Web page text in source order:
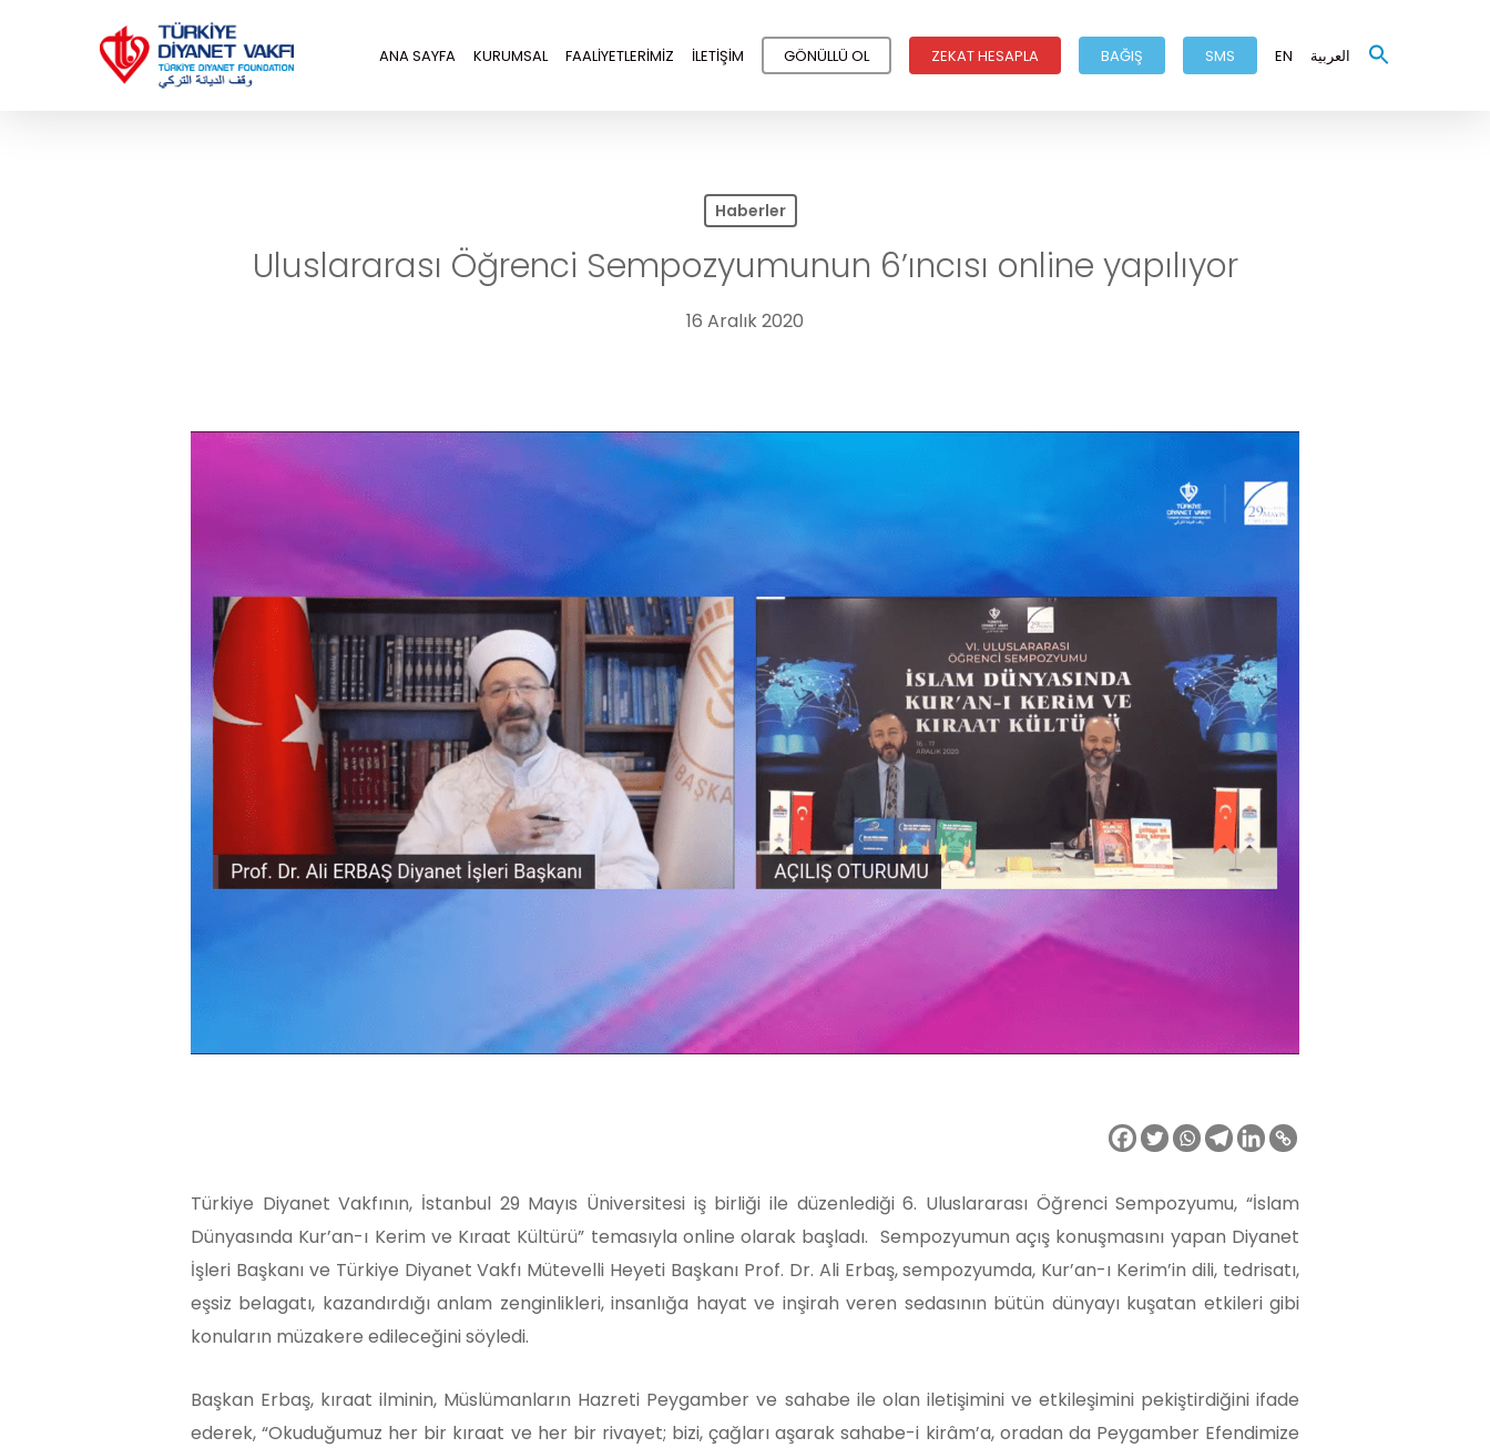
ANA SAYFA KURUMSAL FAALİYETLERİMİZ İLETİŞİM GÖNÜLLÜ OL ZEKAT HESAPLA BAĞIŞ SMS EN العربية
Haberler
Uluslararası Öğrenci Sempozyumunun 6’ıncısı online yapılıyor
16 Aralık 2020
Türkiye Diyanet Vakfının, İstanbul 29 Mayıs Üniversitesi iş birliği ile düzenlediği 6. Uluslararası Öğrenci Sempozyumu, “İslam
Dünyasında Kur’an-ı Kerim ve Kıraat Kültürü” temasıyla online olarak başladı. Sempozyumun açış konuşmasını yapan Diyanet
İşleri Başkanı ve Türkiye Diyanet Vakfı Mütevelli Heyeti Başkanı Prof. Dr. Ali Erbaş, sempozyumda, Kur’an-ı Kerim’in dili, tedrisatı,
eşsiz belagatı, kazandırdığı anlam zenginlikleri, insanlığa hayat ve inşirah veren sedasının bütün dünyayı kuşatan etkileri gibi
konuların müzakere edileceğini söyledi.
Başkan Erbaş, kıraat ilminin, Müslümanların Hazreti Peygamber ve sahabe ile olan iletişimini ve etkileşimini pekiştirdiğini ifade
ederek, “Okuduğumuz her bir kıraat ve her bir rivayet; bizi, çağları aşarak sahabe-i kirâm’a, oradan da Peygamber Efendimize